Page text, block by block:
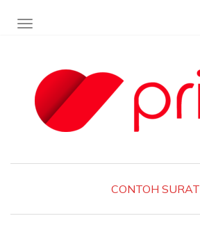
TOGGLE NAVIGATION
CONTOH SURAT